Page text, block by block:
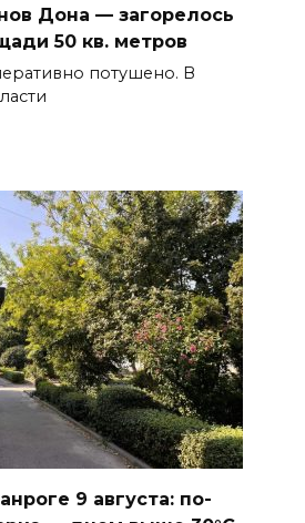
Дона — загорелось
50 кв. метров
потушено. В
9 августа: по-